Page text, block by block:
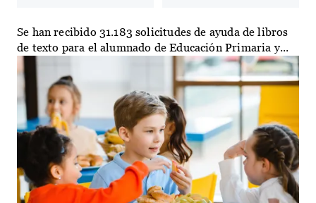
Se han recibido 31.183 solicitudes de ayuda de libros
de texto para el alumnado de Educación Primaria y...